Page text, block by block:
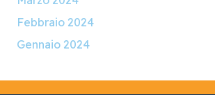
Febbraio 2024
Gennaio 2024